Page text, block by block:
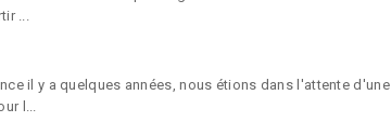
...
il y a quelques années, nous étions dans l'attente d'une
l...